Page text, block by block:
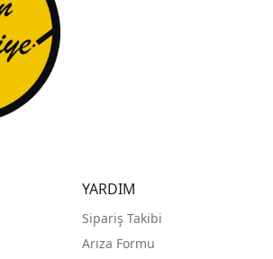
YARDIM
Sipariş Takibi
Arıza Formu